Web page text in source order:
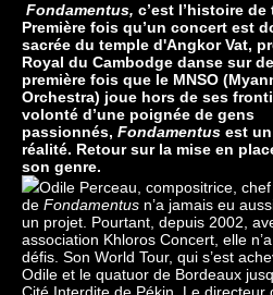
Fondamentus, c’est l’histoire
Première fois qu’un concert est
sacrée du temple d'Angkor Vat,
Royal du Cambodge danse sur
première fois que le MNSO
Orchestra) joue hors de ses
volonté d’une poignée de gens
passionnés, Fondamentus est
réalité. Retour sur la mise en
son genre.
Odile Perceau, compositrice,
de Fondamentus n’a jamais eu
un projet. Pourtant, depuis 2002,
association Khloros Concert, elle
défis. Son World Tour, qui s’est
Odile et le quatuor de Bordeaux